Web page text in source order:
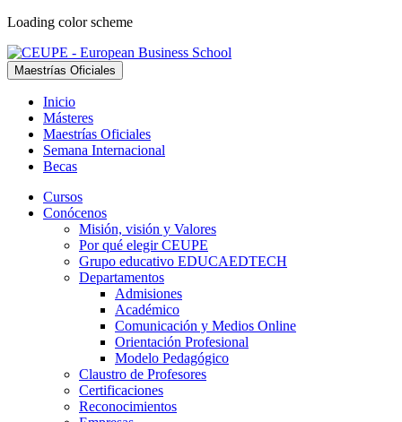
Loading color scheme
Maestrías Oficiales
Inicio
Másteres
Maestrías Oficiales
Semana Internacional
Becas
Cursos
Conócenos
Misión, visión y Valores
Por qué elegir CEUPE
Grupo educativo EDUCAEDTECH
Departamentos
Admisiones
Académico
Comunicación y Medios Online
Orientación Profesional
Modelo Pedagógico
Claustro de Profesores
Certificaciones
Reconocimientos